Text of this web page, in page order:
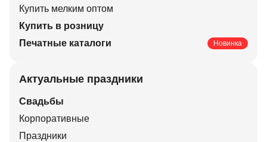
Купить мелким оптом
Купить в розницу
Печатные каталоги
Новинка
Актуальные праздники
Свадьбы
Корпоративные
Праздники